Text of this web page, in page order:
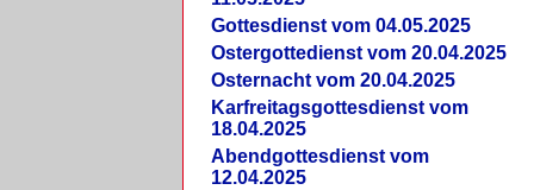
Gottesdienst vom 04.05.2025
Ostergottedienst vom 20.04.2025
Osternacht vom 20.04.2025
Karfreitagsgottesdienst vom
18.04.2025
Abendgottesdienst vom
12.04.2025